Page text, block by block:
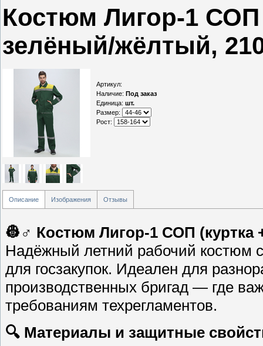
Костюм Лигор-1 СОП
зелёный/жёлтый,
Артикул:
Наличие: Под заказ
Единица: шт.
Размер:
Рост:
Описание Изображения Отзывы
👷♂️ Костюм Лигор-1 СОП (куртка
Надёжный летний рабочий костюм
для госзакупок. Идеален для
производственных бригад — где
требованиям техрегламентов.
🔍 Материалы и защитные